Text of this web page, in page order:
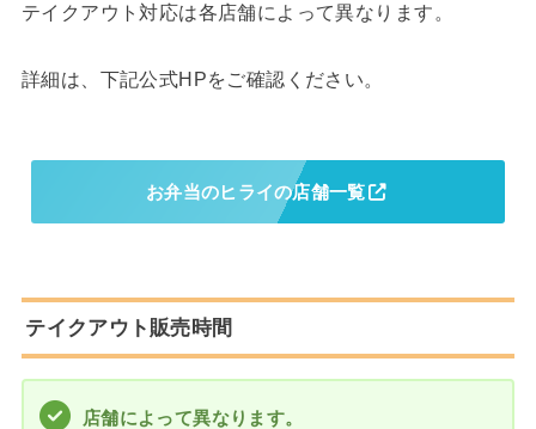
テイクアウト対応は各店舗によって異なります。
詳細は、下記公式HPをご確認ください。
お弁当のヒライの店舗一覧
テイクアウト販売時間
店舗によって異なります。